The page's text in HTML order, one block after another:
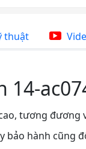
thuật
14-
tương đương
bảo hành cũng